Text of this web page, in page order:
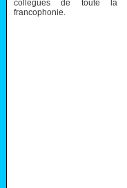
collègues de toute la
francophonie.